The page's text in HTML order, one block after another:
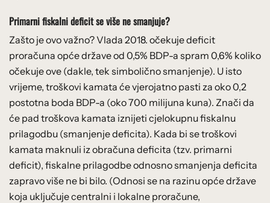
Primarni fiskalni deficit se više ne smanjuje?
Zašto je ovo važno? Vlada 2018. očekuje deficit
proračuna opće države od 0,5% BDP-a spram 0,6% koliko
očekuje ove (dakle, tek simbolično smanjenje). U isto
vrijeme, troškovi kamata će vjerojatno pasti za oko 0,2
postotna boda BDP-a (oko 700 milijuna kuna). Znači da
će pad troškova kamata iznijeti cjelokupnu fiskalnu
prilagodbu (smanjenje deficita). Kada bi se troškovi
kamata maknuli iz obračuna deficita (tzv. primarni
deficit), fiskalne prilagodbe odnosno smanjenja deficita
zapravo više ne bi bilo. (Odnosi se na razinu opće države
koja uključuje centralni i lokalne proračune,